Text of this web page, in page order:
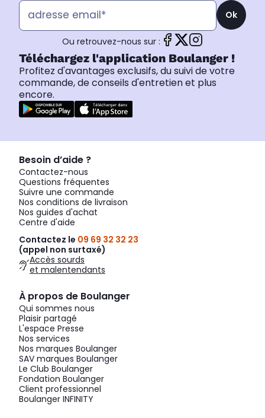
Ok
Ou retrouvez-nous sur :
Téléchargez l'application Boulanger !
Profitez d'avantages exclusifs, du suivi de votre
commande, de conseils d'entretien et plus
encore.
Besoin d’aide ?
Contactez-nous
Questions fréquentes
Suivre une commande
Nos conditions de livraison
Nos guides d'achat
Centre d'aide
Contactez le 09 69 32 32 23
(appel non surtaxé)
Accès sourds
et malentendants
À propos de Boulanger
Qui sommes nous
Plaisir partagé
L'espace Presse
Nos services
Nos marques Boulanger
SAV marques Boulanger
Le Club Boulanger
Fondation Boulanger
Client professionnel
Boulanger INFINITY